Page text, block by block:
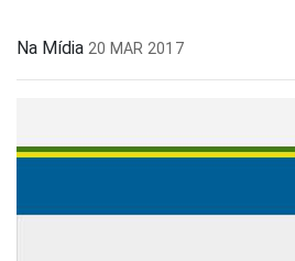
Na Mídia 20 MAR 2017